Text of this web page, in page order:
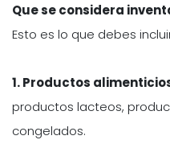
Que se considera
Esto es lo que debes
1. Productos
productos lacteos,
congelados.